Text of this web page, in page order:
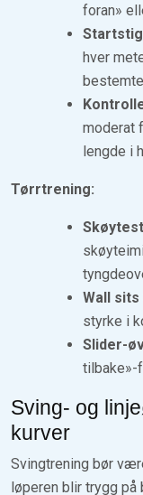
foran»
hver
moderat
lengde i
Tørrtrening:
Wall sits
styrke i
Slider-
tilbake»-
Sving- og
kurver
Svingtrening bør
løperen blir trygg på